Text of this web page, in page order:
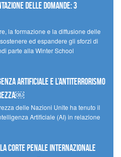
delle domande: 3
la formazione e la diffusione delle
ed espandere gli sforzi di
parte alla Winter School
artificiale e l’antiterrorismo
delle Nazioni Unite ha tenuto il
Artificiale (AI) in relazione
Corte penale internazionale